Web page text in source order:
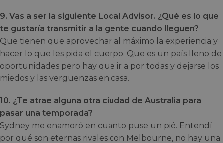
9. Vas a ser la siguiente Local Advisor. ¿Qué es lo que
te gustaría transmitir a la gente cuando lleguen?
Que tienen que aprovechar al máximo la experiencia y
hacer lo que les pida el cuerpo. Que es un país lleno de
oportunidades pero hay que ir a por todas y dejarse los
miedos y las vergüenzas en casa.
10. ¿Te atrae alguna otra ciudad de Australia para
pasar una temporada?
Sydney me enamoró en cuanto puse un pié. Entendí
por qué son eternas rivales con Melbourne, no hay una